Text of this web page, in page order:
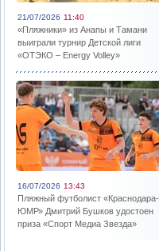
21/07/2026 11:40
«Пляжники» из Анапы и Тамани
выиграли турнир Детской лиги
«ОТЭКО – Energy Volley»
16/07/2026 13:43
Пляжный футболист «Краснодара-
ЮМР» Дмитрий Бушков удостоен
приза «Спорт Медиа Звезда»